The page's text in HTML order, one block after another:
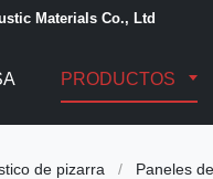
Materials Co., Ltd
PRODUCTOS
de pizarra / Paneles